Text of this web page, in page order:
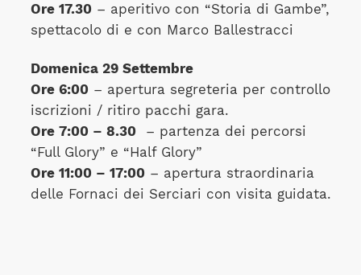
Ore 17.30 – aperitivo con “Storia di Gambe”,
spettacolo di e con Marco Ballestracci
Domenica 29 Settembre
Ore 6:00 – apertura segreteria per controllo
iscrizioni / ritiro pacchi gara.
Ore 7:00 – 8.30 – partenza dei percorsi
“Full Glory” e “Half Glory”
Ore 11:00 – 17:00 – apertura straordinaria
delle Fornaci dei Serciari con visita guidata.